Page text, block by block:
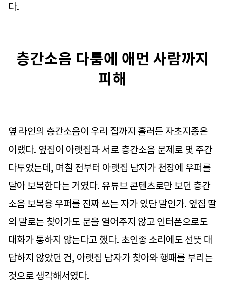
다.
층간소음 다툼에 애먼 사람까지
피해
옆 라인의 층간소음이 우리 집까지 흘러든 자초지종은
이랬다. 옆집이 아랫집과 서로 층간소음 문제로 몇 주간
다투었는데, 며칠 전부터 아랫집 남자가 천장에 우퍼를
달아 보복한다는 거였다. 유튜브 콘텐츠로만 보던 층간
소음 보복용 우퍼를 진짜 쓰는 자가 있단 말인가. 옆집 딸
의 말로는 찾아가도 문을 열어주지 않고 인터폰으로도
대화가 통하지 않는다고 했다. 초인종 소리에도 선뜻 대
답하지 않았던 건, 아랫집 남자가 찾아와 행패를 부리는
것으로 생각해서였다.